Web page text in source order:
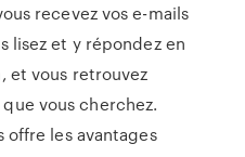
recevez vos e-mails
lisez et y répondez en
et vous retrouvez
vous cherchez.
offre les avantages